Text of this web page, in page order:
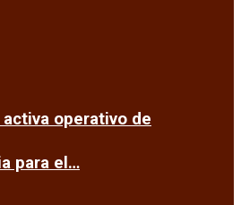
operativo de
para el…